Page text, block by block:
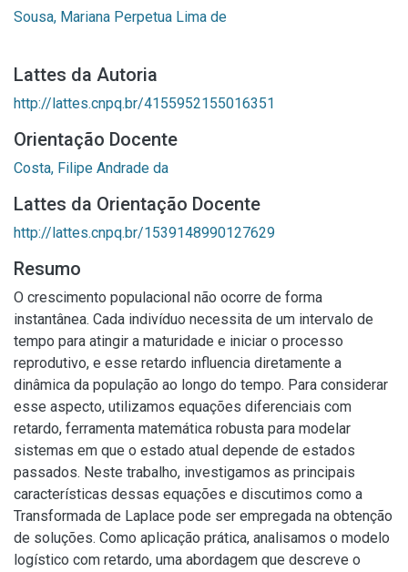
Sousa, Mariana Perpetua Lima de
Lattes da Autoria
http://lattes.cnpq.br/4155952155016351
Orientação Docente
Costa, Filipe Andrade da
Lattes da Orientação Docente
http://lattes.cnpq.br/1539148990127629
Resumo
O crescimento populacional não ocorre de forma
instantânea. Cada indivíduo necessita de um intervalo de
tempo para atingir a maturidade e iniciar o processo
reprodutivo, e esse retardo influencia diretamente a
dinâmica da população ao longo do tempo. Para considerar
esse aspecto, utilizamos equações diferenciais com
retardo, ferramenta matemática robusta para modelar
sistemas em que o estado atual depende de estados
passados. Neste trabalho, investigamos as principais
características dessas equações e discutimos como a
Transformada de Laplace pode ser empregada na obtenção
de soluções. Como aplicação prática, analisamos o modelo
logístico com retardo, uma abordagem que descreve o